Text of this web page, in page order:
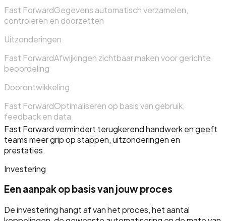
Fast ForwardGegevens automatisch verzamelen,
controleren en doorzetten
Uitzonderingen
Fast ForwardAfwijkingen zichtbaar maken voor gerichte
beoordeling
Doorontwikkeling
Fast ForwardOptimaliseren op basis van gebruik,
feedback en data
Fast Forward vermindert terugkerend handwerk en geeft
teams meer grip op stappen, uitzonderingen en
prestaties.
Investering
Een aanpak op basis van jouw proces
De investering hangt af van het proces, het aantal